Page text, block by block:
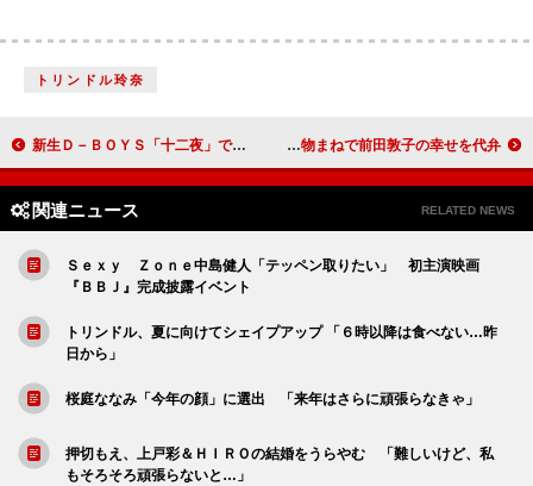
トリンドル玲奈
新生Ｄ－ＢＯＹＳ「十二夜」で本格始動 「僕らにしかできない舞台になっている」 キンタロー。「歌舞伎揚げにハマっています」 物まねで前田敦子の幸せを代弁？
関連ニュース RELATED NEWS
Ｓｅｘｙ Ｚｏｎｅ中島健人「テッペン取りたい」 初主演映画
『ＢＢＪ』完成披露イベント
トリンドル、夏に向けてシェイプアップ 「６時以降は食べない…昨
日から」
桜庭ななみ「今年の顔」に選出 「来年はさらに頑張らなきゃ」
押切もえ、上戸彩＆ＨＩＲＯの結婚をうらやむ 「難しいけど、私
もそろそろ頑張らないと…」